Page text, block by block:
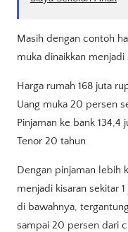
Masih dengan contoh
muka dinaikkan
Harga rumah 168 juta
Uang muka 20 persen
Pinjaman ke bank 134,4
Tenor 20 tahun
Dengan pinjaman lebih
menjadi kisaran sekitar
di bawahnya,
sampai 20 persen dari